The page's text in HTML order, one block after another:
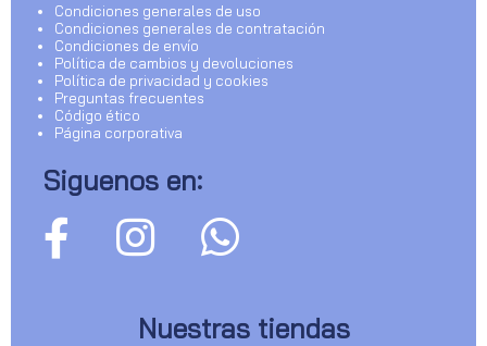
Condiciones generales de uso
Condiciones generales de contratación
Condiciones de envío
Política de cambios y devoluciones
Política de privacidad y cookies
Preguntas frecuentes
Código ético
Página corporativa
Siguenos en:
Nuestras tiendas